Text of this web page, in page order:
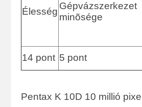
Élesség
Gépvázszerkezet
minõsége
14 pont 5 pont
Pentax K 10D 10 millió pixel